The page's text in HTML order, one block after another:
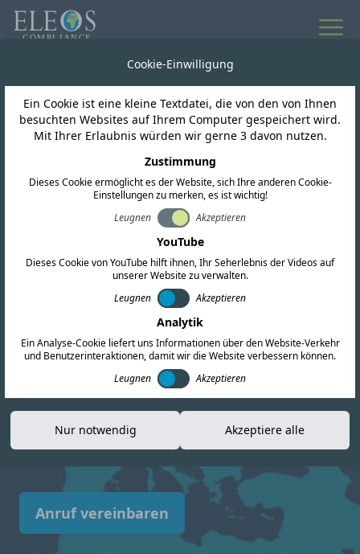
Wir bieten umfassende Zertifizierungsdienste
für HF, EMV und Sicherheit an. Unser Team
führt außerdem umfassende regulatorische
Recherchen durch und liefert aktuelle
Informationen, die Ihnen helfen, sich in der
Compliance-Landschaft zurechtzufinden. Niger
mit Zuversicht.
Anruf vereinbaren
Cookie-Einwilligung
Ein Cookie ist eine kleine Textdatei, die von den von Ihnen
besuchten Websites auf Ihrem Computer gespeichert wird.
Mit Ihrer Erlaubnis würden wir gerne 3 davon nutzen.
Zustimmung
Dieses Cookie ermöglicht es der Website, sich Ihre anderen Cookie-
Einstellungen zu merken, es ist wichtig!
Leugnen
Akzeptieren
YouTube
Dieses Cookie von YouTube hilft ihnen, Ihr Seherlebnis der Videos auf
unserer Website zu verwalten.
Leugnen
Akzeptieren
Analytik
Ein Analyse-Cookie liefert uns Informationen über den Website-Verkehr
und Benutzerinteraktionen, damit wir die Website verbessern können.
Leugnen
Akzeptieren
Nur notwendig Akzeptiere alle